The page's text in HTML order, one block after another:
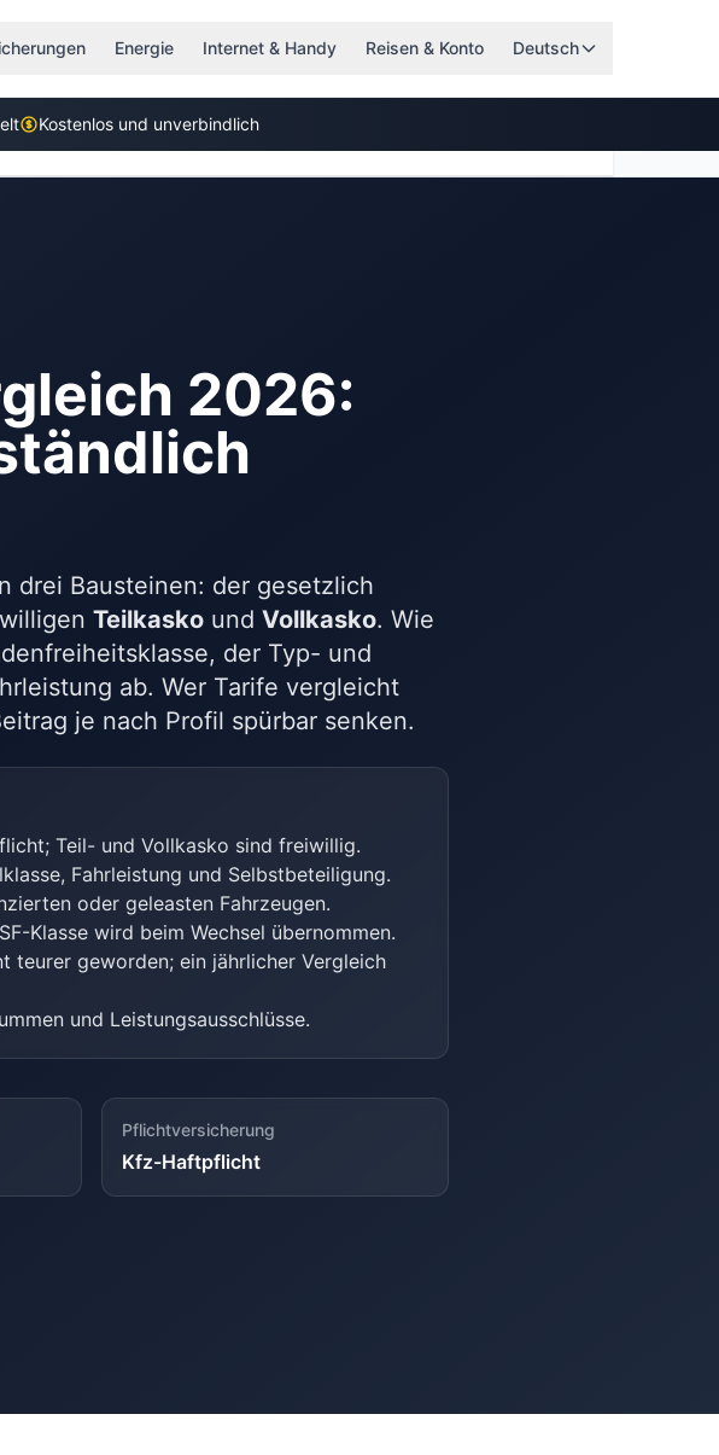
Energie Internet & Handy Reisen & Konto Deutsch
Kostenlos und unverbindlich
2026:
drei Bausteinen: der gesetzlich
Teilkasko und Vollkasko. Wie
der Typ- und
ab. Wer Tarife vergleicht
je nach Profil spürbar senken.
Teil- und Vollkasko sind freiwillig.
Fahrleistung und Selbstbeteiligung.
oder geleasten Fahrzeugen.
Klasse wird beim Wechsel übernommen.
teurer geworden; ein jährlicher Vergleich
und Leistungsausschlüsse.
Pflichtversicherung
Kfz-Haftpflicht